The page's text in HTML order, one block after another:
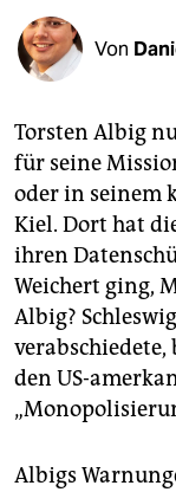
shop
fragen & hilfe
unterstützen
abo
genossenschaft
epaper login
Von
Torsten Albig
für seine
oder in seinem
Kiel. Dort hat
ihren
Weichert ging,
Albig?
den US-
Albigs